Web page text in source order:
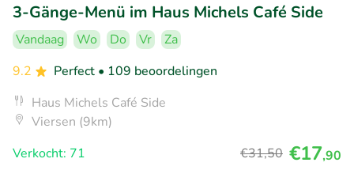
3-Gänge-Menü im Haus Michels Café Side
Vandaag Wo Do Vr
Za
9.2
Perfect • 109 beoordelingen
Haus Michels Café Side
Viersen (9km)
Verkocht: 71
€31,50 €17,90